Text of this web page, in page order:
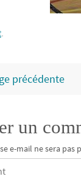
.
précédente
un
e-mail ne sera pas